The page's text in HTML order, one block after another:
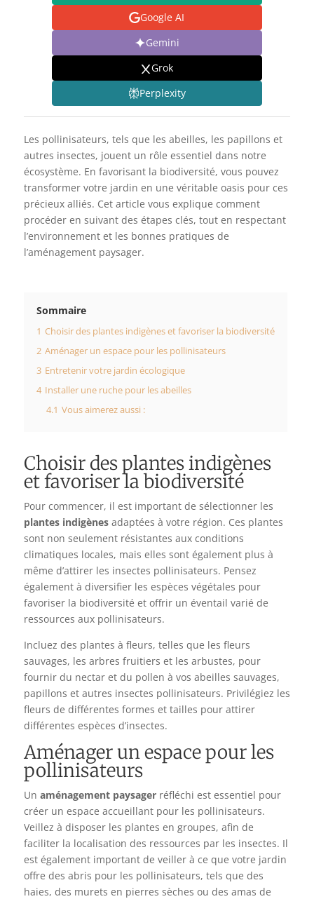
Google AI
Gemini
Grok
Perplexity
Les pollinisateurs, tels que les abeilles, les papillons et
autres insectes, jouent un rôle essentiel dans notre
écosystème. En favorisant la biodiversité, vous pouvez
transformer votre jardin en une véritable oasis pour ces
précieux alliés. Cet article vous explique comment
procéder en suivant des étapes clés, tout en respectant
l’environnement et les bonnes pratiques de
l’aménagement paysager.
Sommaire
1 Choisir des plantes indigènes et favoriser la biodiversité
2 Aménager un espace pour les pollinisateurs
3 Entretenir votre jardin écologique
4 Installer une ruche pour les abeilles
4.1 Vous aimerez aussi :
Choisir des plantes indigènes
et favoriser la biodiversité
Pour commencer, il est important de sélectionner les
plantes indigènesadaptées à votre région. Ces plantes
sont non seulement résistantes aux conditions
climatiques locales, mais elles sont également plus à
même d’attirer les insectes pollinisateurs. Pensez
également à diversifier les espèces végétales pour
favoriser la biodiversité et offrir un éventail varié de
ressources aux pollinisateurs.
Incluez des plantes à fleurs, telles que les fleurs
sauvages, les arbres fruitiers et les arbustes, pour
fournir du nectar et du pollen à vos abeilles sauvages,
papillons et autres insectes pollinisateurs. Privilégiez les
fleurs de différentes formes et tailles pour attirer
différentes espèces d’insectes.
Aménager un espace pour les
pollinisateurs
Un aménagement paysagerréfléchi est essentiel pour
créer un espace accueillant pour les pollinisateurs.
Veillez à disposer les plantes en groupes, afin de
faciliter la localisation des ressources par les insectes. Il
est également important de veiller à ce que votre jardin
offre des abris pour les pollinisateurs, tels que des
haies, des murets en pierres sèches ou des amas de